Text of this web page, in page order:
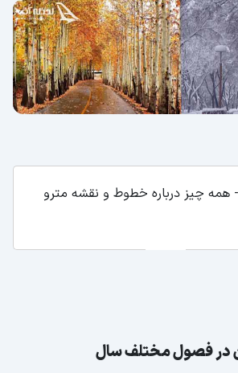
- همه چیز درباره خطوط و نقشه مترو
در فصول مختلف سال